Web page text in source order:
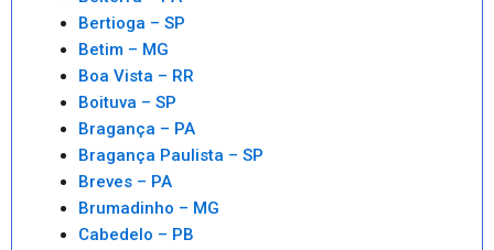
Bertioga – SP
Betim – MG
Boa Vista – RR
Boituva – SP
Bragança – PA
Bragança Paulista – SP
Breves – PA
Brumadinho – MG
Cabedelo – PB